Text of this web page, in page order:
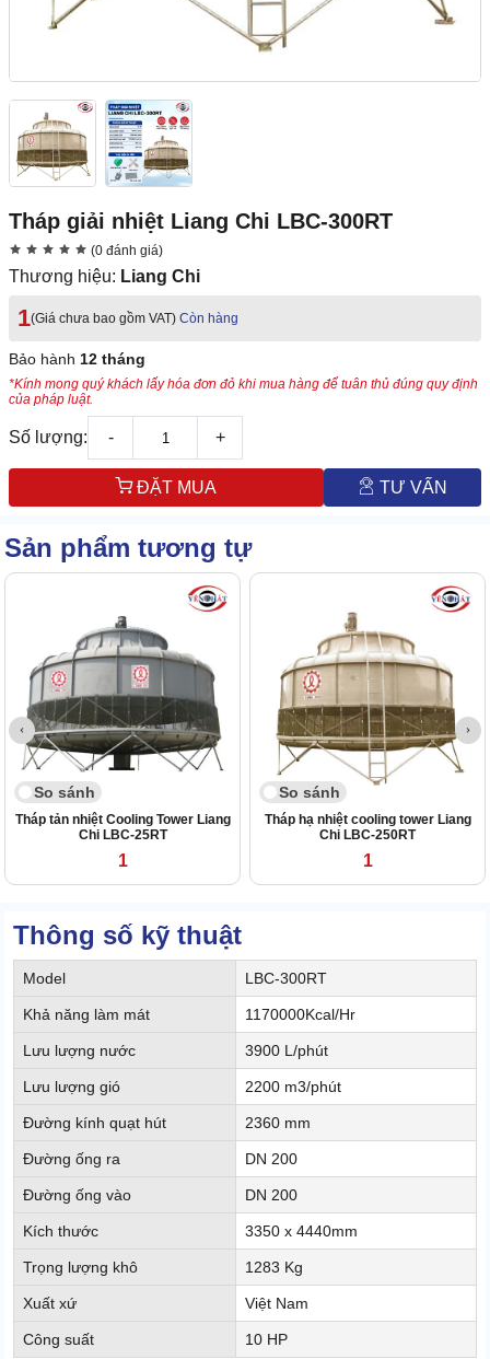
Tháp giải nhiệt Liang Chi LBC-300RT
(0 đánh giá)
Thương hiệu: Liang Chi
1(Giá chưa bao gồm VAT) Còn hàng
Bảo hành 12 tháng
*Kính mong quý khách lấy hóa đơn đỏ khi mua hàng để tuân thủ đúng quy định
của pháp luật.
Số lượng: - +
ĐẶT MUA TƯ VẤN
Sản phẩm tương tự
So sánh
Tháp tản nhiệt Cooling Tower Liang
Chi LBC-25RT
1
So sánh
Tháp hạ nhiệt cooling tower Liang
Chi LBC-250RT
1
Thông số kỹ thuật
Model LBC-300RT
Khả năng làm mát 1170000Kcal/Hr
Lưu lượng nước 3900 L/phút
Lưu lượng gió 2200 m3/phút
Đường kính quạt hút 2360 mm
Đường ống ra DN 200
Đường ống vào DN 200
Kích thước 3350 x 4440mm
Trọng lượng khô 1283 Kg
Xuất xứ Việt Nam
Công suất 10 HP